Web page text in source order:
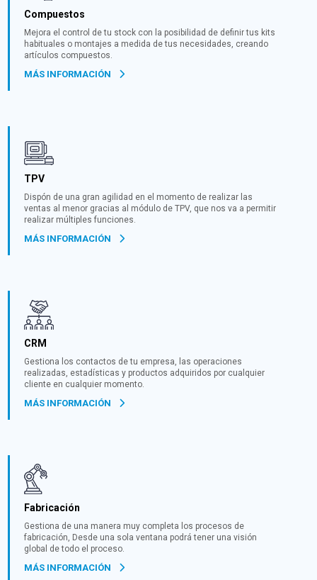
Compuestos
Mejora el control de tu stock con la posibilidad de definir tus kits
habituales o montajes a medida de tus necesidades, creando
artículos compuestos.
MÁS INFORMACIÓN
TPV
Dispón de una gran agilidad en el momento de realizar las
ventas al menor gracias al módulo de TPV, que nos va a permitir
realizar múltiples funciones.
MÁS INFORMACIÓN
CRM
Gestiona los contactos de tu empresa, las operaciones
realizadas, estadísticas y productos adquiridos por cualquier
cliente en cualquier momento.
MÁS INFORMACIÓN
Fabricación
Gestiona de una manera muy completa los procesos de
fabricación, Desde una sola ventana podrá tener una visión
global de todo el proceso.
MÁS INFORMACIÓN